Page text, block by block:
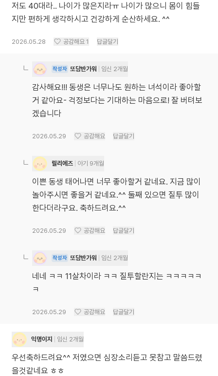
저도 40대라.. 나이가 많은지라ㅠ 나이가 많으니 몸이 힘들
지만 편하게 생각하시고 건강하게 순산하세요. ^^
2026.05.28 공감해요 1 답글달기
작성자 또담반가워 임신 2개월
감사해요!!! 동생은 너무나도 원하는 녀석이라 좋아할
거 같아요- 걱정보다는 기대하는 마음으로! 잘 버텨보
겠습니다
2026.05.29 공감해요 답글달기
릴리에즈 아기 9개월
이쁜 동생 태어나면 너무 좋아할거 같네요. 지금 많이
놀아주시면 좋을거 같네요.^^ 둘째 있으면 질투 많이
한다더라구요. 축하드려요.^^
2026.05.29 공감해요 답글달기
작성자 또담반가워 임신 2개월
네네 ㅋㅋ 11살차이라 ㅋㅋ 질투할란지는 ㅋㅋㅋㅋㅋ
ㅋ
2026.05.29 공감해요 답글달기
익명이지 임신 2개월
우선축하드려요^^ 저였으면 심장소리듣고 못참고 말씀드렸
을것같네요 ㅎㅎ